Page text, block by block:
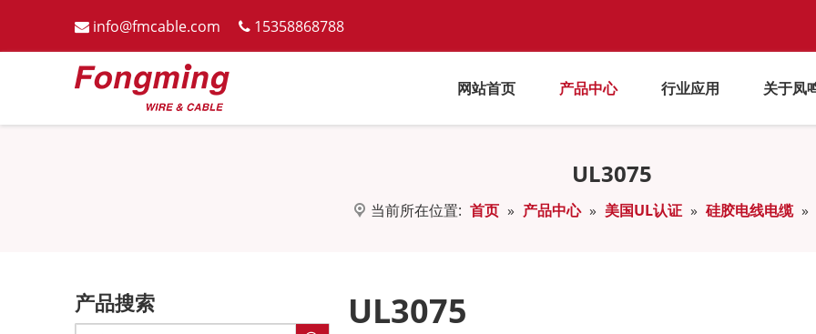
 info@fmcable.com  15358868788
网站首页 产品中心 行业应用 关于凤
UL3075
当前所在位置: 首页 » 产品中心 » 美国UL认证 » 硅胶电线电缆 »
产品搜索 UL3075